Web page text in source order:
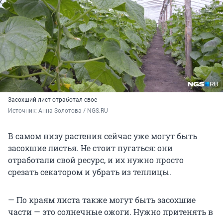
Засохший лист отработал свое
Источник: Анна Золотова / NGS.RU
В самом низу растения сейчас уже могут быть
засохшие листья. Не стоит пугаться: они
отработали свой ресурс, и их нужно просто
срезать секатором и убрать из теплицы.
— По краям листа также могут быть засохшие
части — это солнечные ожоги. Нужно притенять в